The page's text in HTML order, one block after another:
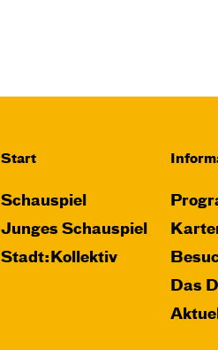
Start
Schauspiel
Junges Schauspiel
Stadt:Kollektiv
Das